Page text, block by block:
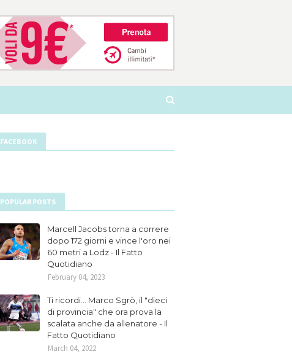
FACEBOOK
POPULAR POSTS
Marcell Jacobs torna a correre
dopo 172 giorni e vince l'oro nei
60 metri a Lodz - Il Fatto
Quotidiano
February 04, 2023
Ti ricordi... Marco Sgrò, il "dieci
di provincia" che ora prova la
scalata anche da allenatore - Il
Fatto Quotidiano
March 04, 2022